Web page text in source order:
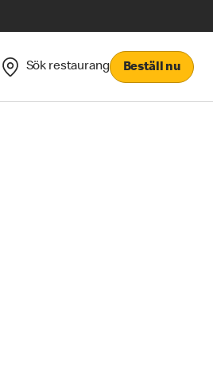
Sök restaurang Beställ nu